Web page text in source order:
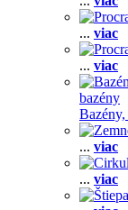
... viac
... viac
bazény
Bazény,
... viac
... viac